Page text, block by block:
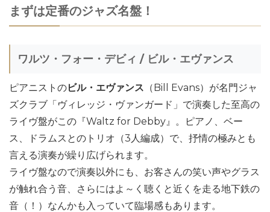
まずは定番のジャズ名盤！
ワルツ・フォー・デビィ / ビル・エヴァンス
ピアニストのビル・エヴァンス （Bill Evans）が名門ジャ
ズクラブ「ヴィレッジ・ヴァンガード」で演奏した至高の
ライヴ盤がこの『Waltz for Debby』。ピアノ、ベー
ス、ドラムスとのトリオ（3人編成）で、抒情の極みとも
言える演奏が繰り広げられます。
ライヴ盤なので演奏以外にも、お客さんの笑い声やグラス
が触れ合う音、さらにはよ～く聴くと近くを走る地下鉄の
音（！）なんかも入っていて臨場感もあります。